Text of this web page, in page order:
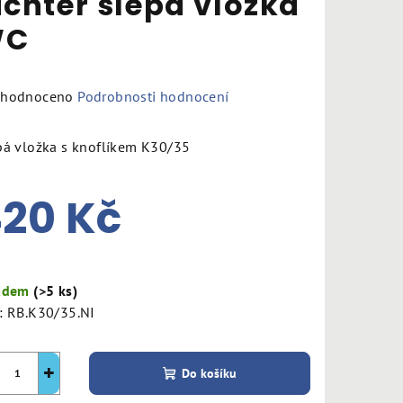
Podrobnosti hodnocení
vložka s knoflíkem K30/35
Kč
(>5 ks)
RB.K30/35.NI
+ Do košíku